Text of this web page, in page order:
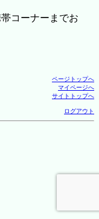
コーナーまでお
ページトップへ
マイページへ
サイトトップへ
ログアウト